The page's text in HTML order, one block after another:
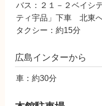
バス：２１－２ベイシ
ティ宇品」下車 北東へ
タクシー：約15分
広島インターから
車：約30分